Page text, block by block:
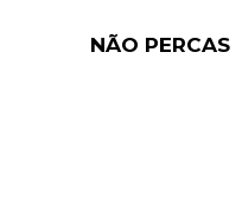
NÃO PERCAS